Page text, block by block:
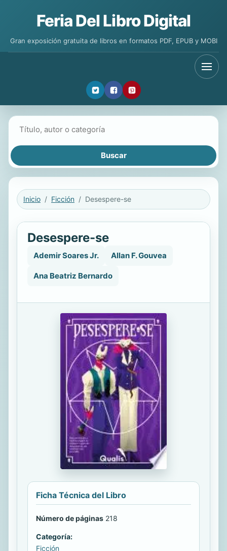
Feria Del Libro Digital
Gran exposición gratuita de libros en formatos PDF, EPUB y MOBI
Inicio Ficción Desespere-se
Desespere-se
Ademir Soares Jr. Allan F. Gouvea
Ana Beatriz Bernardo
Ficha Técnica del Libro
Número de páginas 218
Categoría:
Ficción